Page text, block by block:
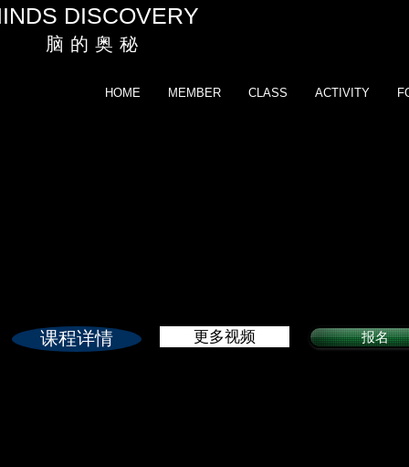
DISCOVERY
脑 的 奥 秘
HOME MEMBER CLASS ACTIVITY
课程详情 更多视频 报名